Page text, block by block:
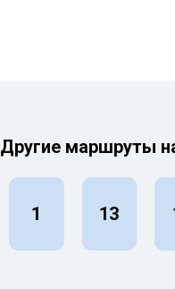
Другие маршруты
1 13